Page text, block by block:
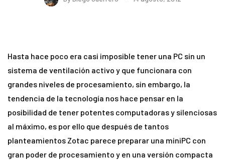
Hasta hace poco era casi imposible tener una PC sin un
sistema de ventilación activo y que funcionara con
grandes niveles de procesamiento, sin embargo, la
tendencia de la tecnología nos hace pensar en la
posibilidad de tener potentes computadoras y silenciosas
al máximo, es por ello que después de tantos
planteamientos Zotac parece preparar una miniPC con
gran poder de procesamiento y en una versión compacta